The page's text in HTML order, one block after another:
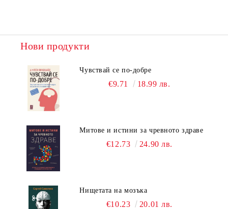
Нови продукти
Чувствай се по-добре
€9.71 18.99 лв.
Митове и истини за чревното здраве
€12.73 24.90 лв.
Нищетата на мозъка
€10.23 20.01 лв.